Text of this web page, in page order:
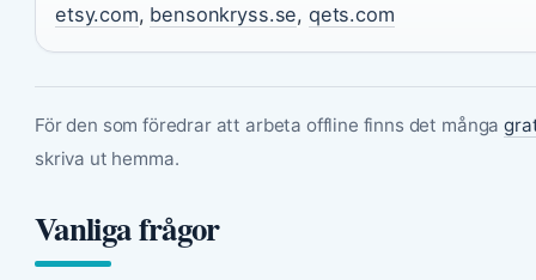
etsy.com, bensonkryss.se, qets.com
För den som föredrar att arbeta offline finns det många
skriva ut hemma.
Vanliga frågor